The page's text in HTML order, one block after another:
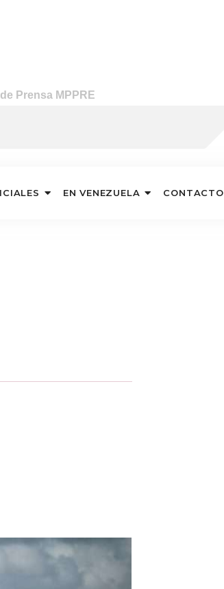
Prensa MPPRE
EN VENEZUELA CONTACTO